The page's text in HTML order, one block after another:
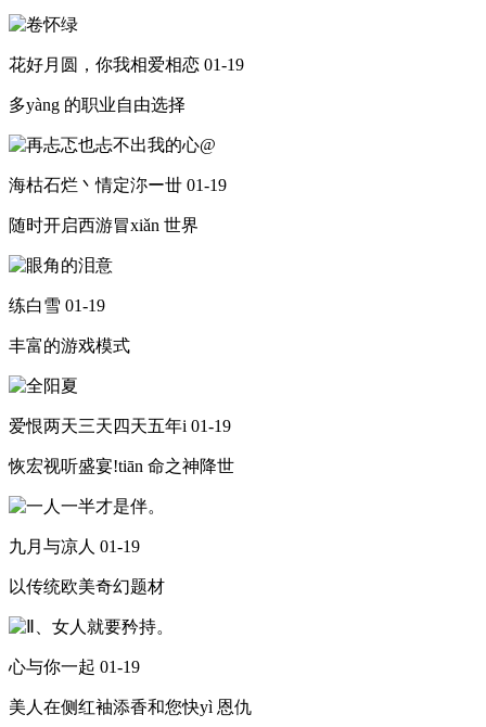
花好月圆，你我相爱相恋 01-19
多yàng 的职业自由选择
海枯石烂丶情定沵ー丗 01-19
随时开启西游冒xiǎn 世界
练白雪 01-19
丰富的游戏模式
爱恨两天三天四天五年i 01-19
恢宏视听盛宴!tiān 命之神降世
九月与凉人 01-19
以传统欧美奇幻题材
心与你一起 01-19
美人在侧红袖添香和您快yì 恩仇